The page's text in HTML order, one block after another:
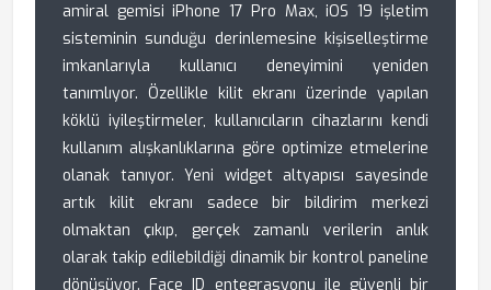
amiral gemisi iPhone 17 Pro Max, iOS 19 işletim
sisteminin sunduğu derinlemesine kişiselleştirme
imkanlarıyla kullanıcı deneyimini yeniden
tanımlıyor. Özellikle kilit ekranı üzerinde yapılan
köklü iyileştirmeler, kullanıcıların cihazlarını kendi
kullanım alışkanlıklarına göre optimize etmelerine
olanak tanıyor. Yeni widget altyapısı sayesinde
artık kilit ekranı sadece bir bildirim merkezi
olmaktan çıkıp, gerçek zamanlı verilerin anlık
olarak takip edilebildiği dinamik bir kontrol paneline
dönüşüyor. Face ID entegrasyonu ile güvenli bir